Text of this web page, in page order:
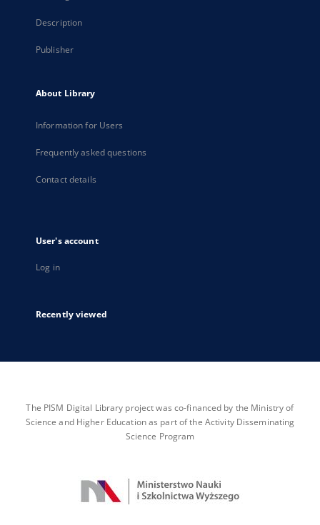
Description
Publisher
About Library
Information for Users
Frequently asked questions
Contact details
User's account
Log in
Recently viewed
The PISM Digital Library project was co-financed by the Ministry of
Science and Higher Education as part of the Activity Disseminating
Science Program